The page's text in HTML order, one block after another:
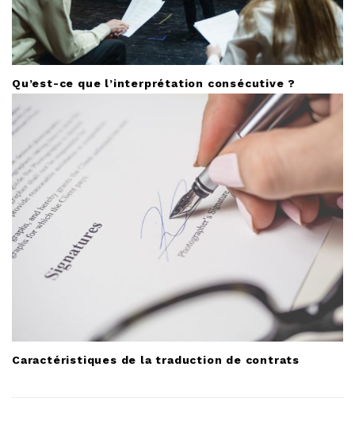
Qu’est-ce que l’interprétation consécutive ?
Caractéristiques de la traduction de contrats